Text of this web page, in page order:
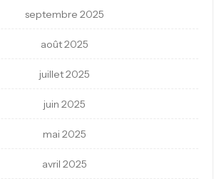
septembre 2025
août 2025
juillet 2025
juin 2025
mai 2025
avril 2025